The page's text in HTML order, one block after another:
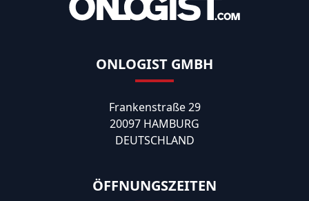
ONLOGIST GMBH
Frankenstraße 29
20097 HAMBURG
DEUTSCHLAND
ÖFFNUNGSZEITEN